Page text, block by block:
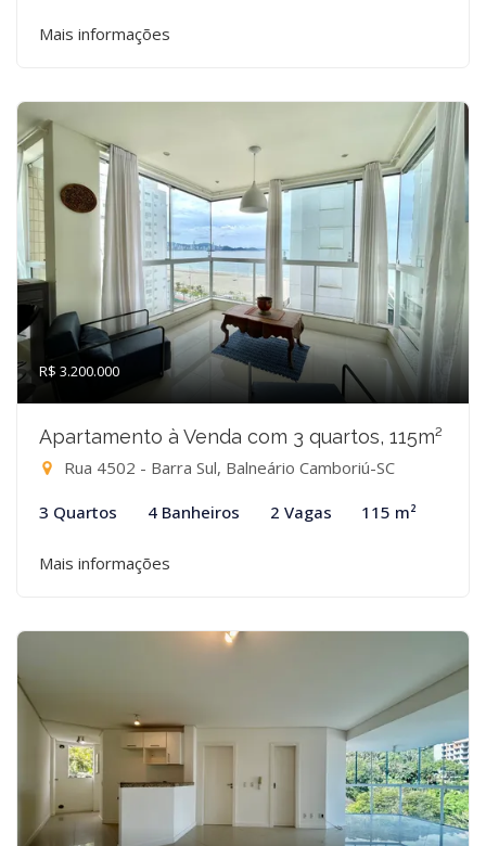
Mais informações
R$ 3.200.000
Apartamento à Venda com 3 quartos, 115m²
Rua 4502 - Barra Sul, Balneário Camboriú-SC
3 Quartos 4 Banheiros 2 Vagas 115 m²
Mais informações